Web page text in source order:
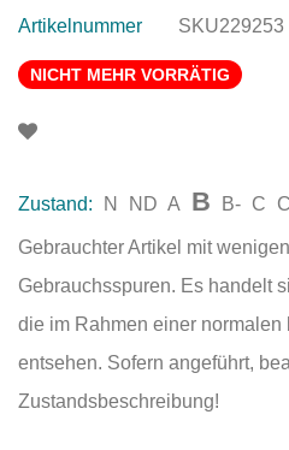
Artikelnummer
SKU229253
NICHT MEHR VORRÄTIG
Zustand: N ND A B B- C
Gebrauchter Artikel mit
Gebrauchsspuren. Es handelt
die im Rahmen einer normalen
entsehen. Sofern angeführt,
Zustandsbeschreibung!